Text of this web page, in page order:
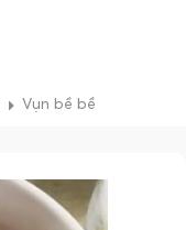
Vụn bề bề